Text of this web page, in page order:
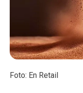
Foto: En Retail